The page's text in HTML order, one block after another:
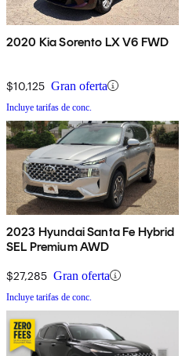
2020 Kia Sorento LX V6 FWD
$10,125 Gran oferta
Incluye tarifas de conc.
2023 Hyundai Santa Fe Hybrid
SEL Premium AWD
$27,285 Gran oferta
Incluye tarifas de conc.